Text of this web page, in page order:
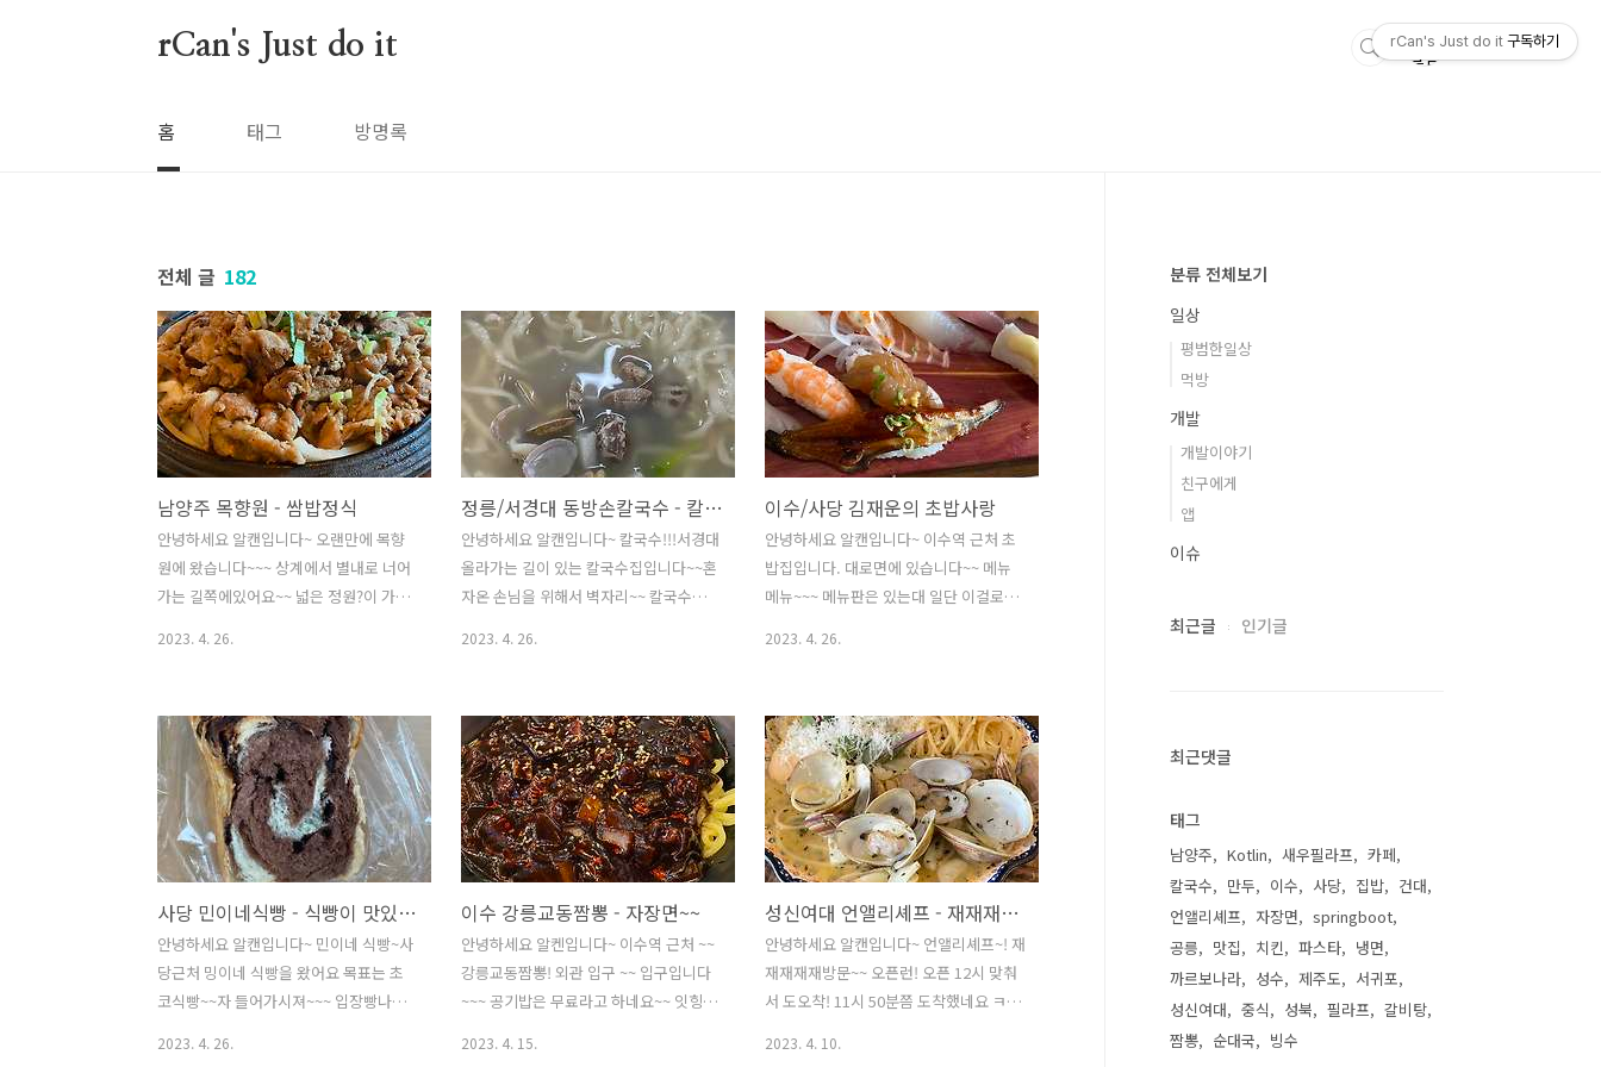
rCan's Just do it
홈 태그 방명록
전체 글 182
남양주 목향원 - 쌈밥정식
안녕하세요 알캔입니다~ 오랜만에 목향
원에 왔습니다~~~ 상계에서 별내로 너어
가는 길쪽에있어요~~ 넓은 정원?이 가득
+_+ 우렁된장 우렁이 더 있으면 좋겠지
만.. 반찬~~들~~ 삼색밥! 백미 흑미 조! 밥
다먹고 산책~~ 겸 휴식 자판기커피도 있
고 카페도 있어요~~ 음식점에서 바라본
경치~~ 또 올께영~~
2023. 4. 26.
정릉/서경대 동방손칼국수 - 칼국수와 찐만두
안녕하세요 알캔입니다~ 칼국수!!!서경대
올라가는 길이 있는 칼국수집입니다~~혼
자온 손님을 위해서 벽자리~~ 칼국수에
박이랑 등등 야채가 좀 부실하지만 국물
이랑 면은 많아여~~
2023. 4. 26.
이수/사당 김재운의 초밥사랑
안녕하세요 알캔입니다~ 이수역 근처 초
밥집입니다. 대로면에 있습니다~~ 메뉴
메뉴~~~ 메뉴판은 있는대 일단 이걸로
은 나중에 좀 편집해서~~ 자리마다 생강
마늘 간장~~ 그리고 접시 물이 준비~~ 기
다리지 못하고 한조각 먹었습니다 ㅋㄷㅋ
ㄷ 야채는 같이~~ 먹고 우동입니다 양이
적네요~~ 이유가 있습니다.. 사진을 또 깜
빡하고 못찍었어요 ㅋㅋㅋ 나중에 아 사
진 하고 찍었습니다~~ 담에 또 올께영~~
2023. 4. 26.
사당 민이네식빵 - 식빵이 맛있는집 식삥 맛집!!!
안녕하세요 알캔입니다~ 민이네 식빵~사
당근처 밍이네 식빵을 왔어요 목표는 초
코식빵~~자 들어가시져~~~ 입장빵나오
2023. 4. 26.
이수 강릉교동짬뽕 - 자장면~~
안녕하세요 알켄입니다~ 이수역 근처 ~~
강릉교동짬뽕! 외관 입구 ~~ 입구입니다
~~~ 공기밥은 무료라고 하네요~~ 잇힝~~
2023. 4. 15.
성신여대 언앨리셰프 - 재재재재방문
안녕하세요 알캔입니다~ 언앨리셰프~! 재
재재재재방문~~ 오픈런! 오픈 12시 맞춰
서 도오착! 11시 50분쯤 도착했네요 ㅋㅋ
2023. 4. 10.
분류 전체보기
일상
평범한일상
먹방
개발
개발이야기
친구에게
앱
이슈
최근글 인기글
최근댓글
태그
남양주 Kotlin 새우필라프
카페
칼국수
만두 이수 사당 집밥
건대
언앨리셰프
자장면
springboot
공릉
맛집 치킨 파스타
냉면
까르보나라
성수 제주도
서귀포
성신여대
중식 성북 필라프
갈비탕
짬뽕
순대국 빙수
rCan's Just do it 구독하기